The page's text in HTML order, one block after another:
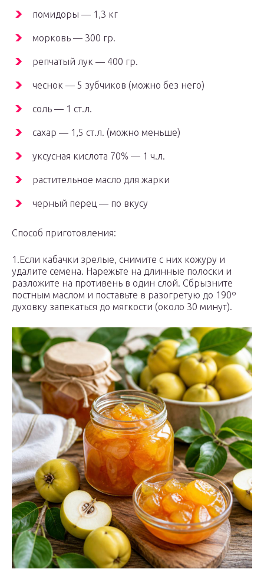
помидоры — 1,3 кг
морковь — 300 гр.
репчатый лук — 400 гр.
чеснок — 5 зубчиков (можно без него)
соль — 1 ст.л.
сахар — 1,5 ст.л. (можно меньше)
уксусная кислота 70% — 1 ч.л.
растительное масло для жарки
черный перец — по вкусу
Способ приготовления:
1.Если кабачки зрелые, снимите с них кожуру и
удалите семена. Нарежьте на длинные полоски и
разложите на противень в один слой. Сбрызните
постным маслом и поставьте в разогретую до 190º
духовку запекаться до мягкости (около 30 минут).